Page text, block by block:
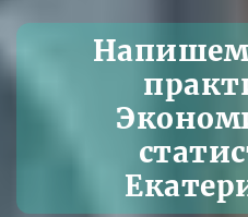
Напишем